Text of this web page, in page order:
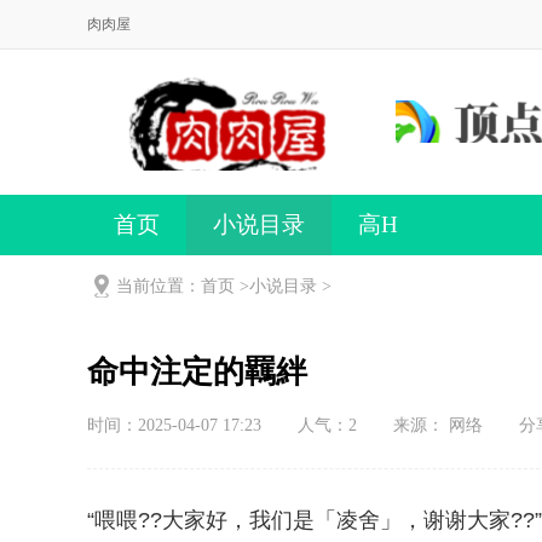
肉肉屋
首页 小说目录 高H
当前位置：首页 >小说目录 >
命中注定的羈絆
时间：2025-04-07 17:23 人气： 2 来源： 网络 分
“喂喂??大家好，我们是「凌舍」，谢谢大家??”